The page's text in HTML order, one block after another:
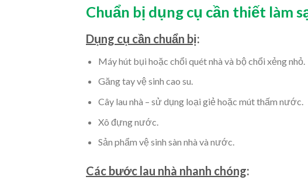
Chuẩn bị dụng cụ cần thiết làm
Dụng cụ cần chuẩn bị:
Máy hút bụi hoặc chổi quét nhà và bộ chổi xẻng nhỏ.
Găng tay vệ sinh cao su.
Cây lau nhà – sử dụng loại giẻ hoặc mút thấm nước.
Xô đựng nước.
Sản phẩm vệ sinh sàn nhà và nước.
Các bước lau nhà nhanh chóng: